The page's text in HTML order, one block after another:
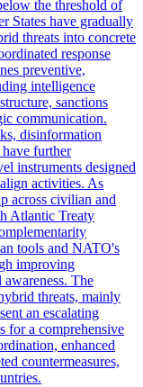
the threshold of
States have gradually
threats into concrete
response
preventive,
intelligence
sanctions
communication.
disinformation
further
instruments designed
activities. As
across civilian and
Atlantic Treaty
tools and NATO's
improving
The
threats, mainly
an escalating
for a comprehensive
enhanced
countermeasures,